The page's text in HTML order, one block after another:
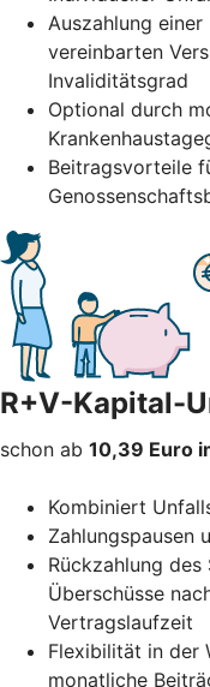
Auszahlung
vereinbarten
Invaliditätsgrad
Optional durch
Beitragsvorteile
R+V-Kapital-
schon ab 10,39 Euro
Kombiniert
Zahlungspausen
Rückzahlung
Überschüsse
Vertragslaufzeit
Flexibilität in der
monatliche